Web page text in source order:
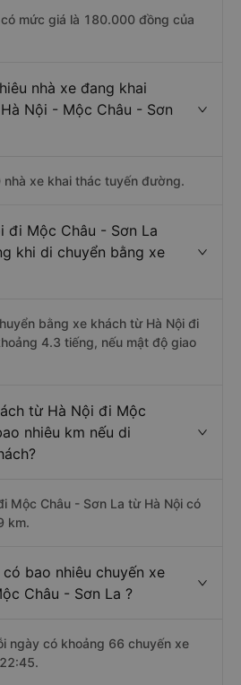
mức giá là 180.000 đồng của
nhà xe đang khai
Nội - Mộc Châu - Sơn
nhà xe khai thác tuyến đường.
đi Mộc Châu - Sơn La
khi di chuyển bằng xe
bằng xe khách từ Hà Nội đi
4.3 tiếng, nếu mật độ giao
từ Hà Nội đi Mộc
nhiêu km nếu di
Mộc Châu - Sơn La từ Hà Nội có
km.
bao nhiêu chuyến xe
Châu - Sơn La ?
ngày có khoảng 66 chuyến xe